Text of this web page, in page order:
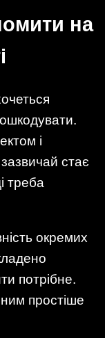
на
і
стає
треба
окремих
потрібне.
простіше